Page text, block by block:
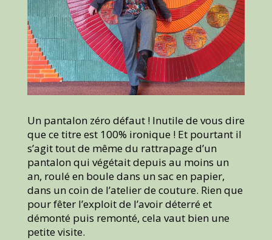
Un pantalon zéro défaut ! Inutile de vous dire
que ce titre est 100% ironique ! Et pourtant il
s’agit tout de même du rattrapage d’un
pantalon qui végétait depuis au moins un
an, roulé en boule dans un sac en papier,
dans un coin de l’atelier de couture. Rien que
pour fêter l’exploit de l’avoir déterré et
démonté puis remonté, cela vaut bien une
petite visite.